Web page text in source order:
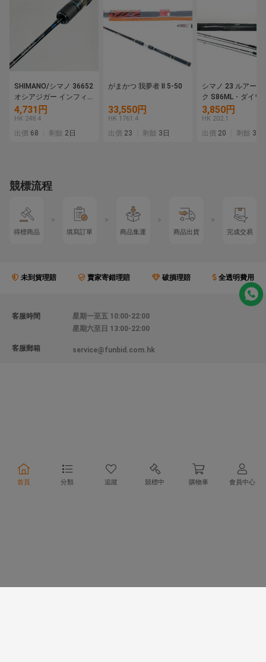
首頁 分類 追蹤 競標中 購物車 會員中心
SHIMANO/シマノ 36652
オシアジガー インフィ
ニティ B634 ベイトロッ
ド ジギングロッド 同梱
×/220
4,731円
HK 248.4
出價 68 剩餘 2日
がまかつ 我夢者 II 5-50
33,550円
HK 1761.4
出價 23 剩餘 3日
シマノ 23 ルアーマ
ク S86ML・ダイワ
ーニスト 96MH 計2
ットルアーロッド
3,850円
HK 202.1
出價 20 剩餘 3日
競標流程
得標商品
>
填寫訂單
>
商品集運
>
商品出貨
>
完成交易
未到貨理賠 賣家寄錯理賠 破損理賠 全透明費用
客服時間
星期一至五 10:00-22:00
星期六至日 13:00-22:00
客服郵箱 service@funbid.com.hk